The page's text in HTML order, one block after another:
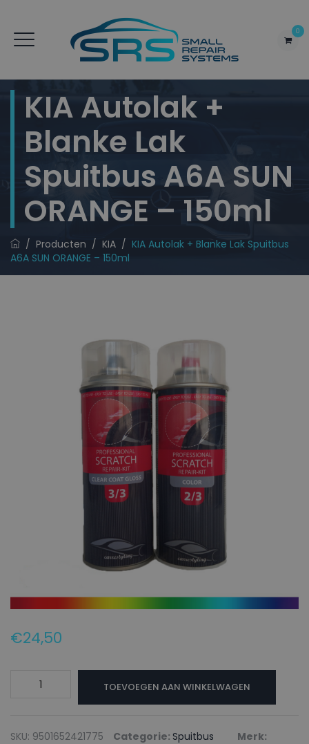
0
KIA Autolak +
Blanke Lak
Spuitbus A6A SUN
ORANGE – 150ml
/ Producten / KIA / KIA Autolak + Blanke Lak Spuitbus
A6A SUN ORANGE – 150ml
€24,50
Blanke
TOEVOEGEN AAN WINKELWAGEN
SKU: 9501652421775 Categorie: Spuitbus
Merk: